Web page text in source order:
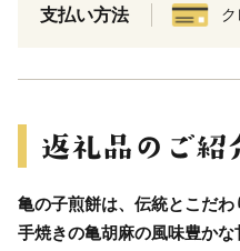
支払い方法
亀の子煎餅は、伝統とこだ
手焼きの亀胡麻の風味豊かな